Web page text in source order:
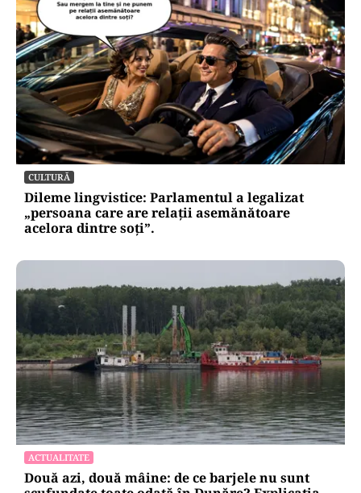
CULTURĂ
Dileme lingvistice: Parlamentul a legalizat
„persoana care are relații asemănătoare
acelora dintre soți”.
ACTUALITATE
Două azi, două mâine: de ce barjele nu sunt